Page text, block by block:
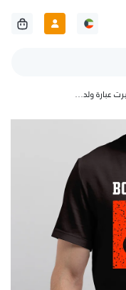
ولدت للقيادة بالانجليزي